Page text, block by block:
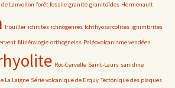
Lanvollon forêt fossile granite granitoïdes Hermenault
Houiller ichnites ichnogenres Ichthyosarcolites ignimbrites
Minéralogie orthogneiss Paléovolcanisme vendéen
Roc-Cervelle Saint-Laurs sanidine
La Laigne Série volcanique de Erquy Tectonique des plaques